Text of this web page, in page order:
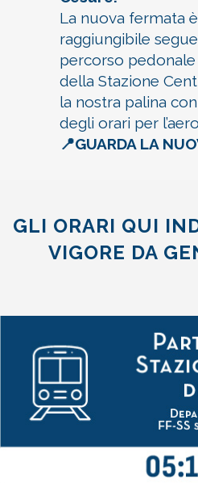
La nuova fermata
raggiungibile
percorso pedonale
della Stazione
la nostra palina
degli orari per
📍GUARDA LA
GLI ORARI QUI
VIGORE DA